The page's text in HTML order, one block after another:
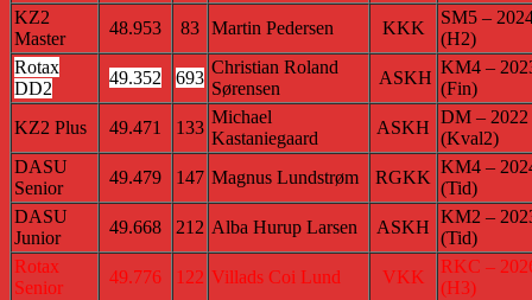
KZ2
Master
48.953 83 Martin Pedersen KKK
SM5 –
(H2)
Rotax
DD2
49.352 693
Christian Roland
Sørensen
ASKH
KM4 –
(Fin)
KZ2 Plus
49.471 133
Michael
Kastaniegaard
ASKH
DM – 2022
(Kval2)
DASU
Senior
49.479 147 Magnus Lundstrøm RGKK
KM4 –
(Tid)
DASU
Junior
49.668 212 Alba Hurup Larsen ASKH
KM2 –
(Tid)
Rotax
Senior
49.776 122 Villads Coi Lund VKK
RKC –
(H3)